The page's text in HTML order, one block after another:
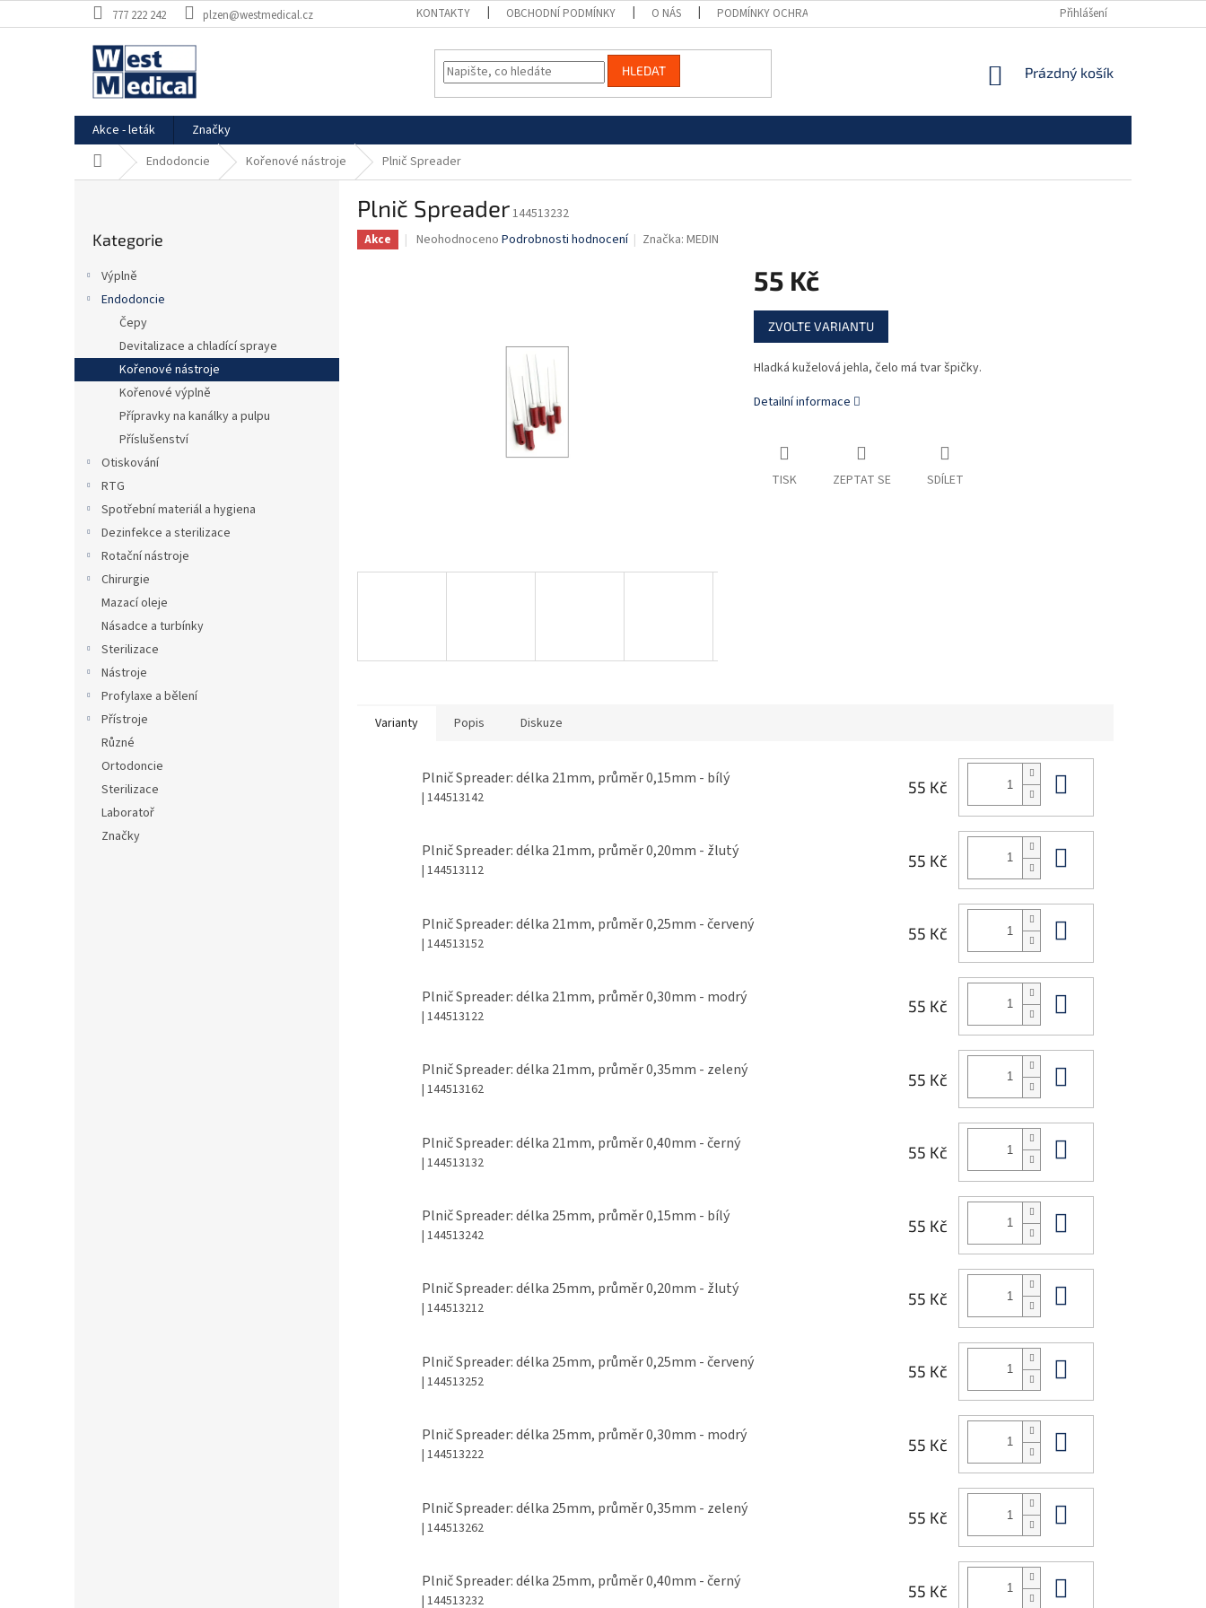
na
777 222 242 plzen@westmedical.cz KONTAKTY OBCHODNÍ PODMÍNKY O NÁS PODMÍNKY OCHRANY OSOBNÍCH ÚDAJŮ Přihlášení
HLEDAT
NÁKUPNÍ
Prázdný košík
Akce - leták
Značky
Domů Endodoncie Kořenové nástroje Plnič Spreader
a
kategorie
Kategorie
Výplně
Endodoncie
Čepy
Devitalizace a chladící spraye
Kořenové nástroje
Kořenové výplně
Přípravky na kanálky a pulpu
Příslušenství
Otiskování
RTG
Spotřební materiál a hygiena
Dezinfekce a sterilizace
Rotační nástroje
Chirurgie
Mazací oleje
Násadce a turbínky
Sterilizace
Nástroje
Profylaxe a bělení
Přístroje
Různé
Ortodoncie
Sterilizace
Laboratoř
Značky
Plnič Spreader144513232
Akce
Průměrné
Neohodnoceno Podrobnosti hodnocení Značka:MEDIN
55 Kč
Měrná
cena:
ZVOLTE VARIANTU
Hladká kuželová jehla, čelo má tvar špičky.
Detailní informace
TISK ZEPTAT SE SDÍLET
Varianty Popis Diskuze
Plnič Spreader: délka 21mm, průměr 0,15mm - bílý
| 144513142
55 Kč
Plnič Spreader: délka 21mm, průměr 0,20mm - žlutý
| 144513112
55 Kč
Plnič Spreader: délka 21mm, průměr 0,25mm - červený
| 144513152
55 Kč
Plnič Spreader: délka 21mm, průměr 0,30mm - modrý
| 144513122
55 Kč
Plnič Spreader: délka 21mm, průměr 0,35mm - zelený
| 144513162
55 Kč
Plnič Spreader: délka 21mm, průměr 0,40mm - černý
| 144513132
55 Kč
Plnič Spreader: délka 25mm, průměr 0,15mm - bílý
| 144513242
55 Kč
Plnič Spreader: délka 25mm, průměr 0,20mm - žlutý
| 144513212
55 Kč
Plnič Spreader: délka 25mm, průměr 0,25mm - červený
| 144513252
55 Kč
Plnič Spreader: délka 25mm, průměr 0,30mm - modrý
| 144513222
55 Kč
Plnič Spreader: délka 25mm, průměr 0,35mm - zelený
| 144513262
55 Kč
Plnič Spreader: délka 25mm, průměr 0,40mm - černý
| 144513232
55 Kč